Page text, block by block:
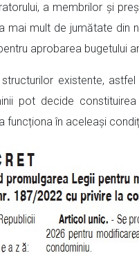
a membrilor și
mult de jumătate din
aprobarea bugetului
existente,
pot decide
funcționa în aceleași